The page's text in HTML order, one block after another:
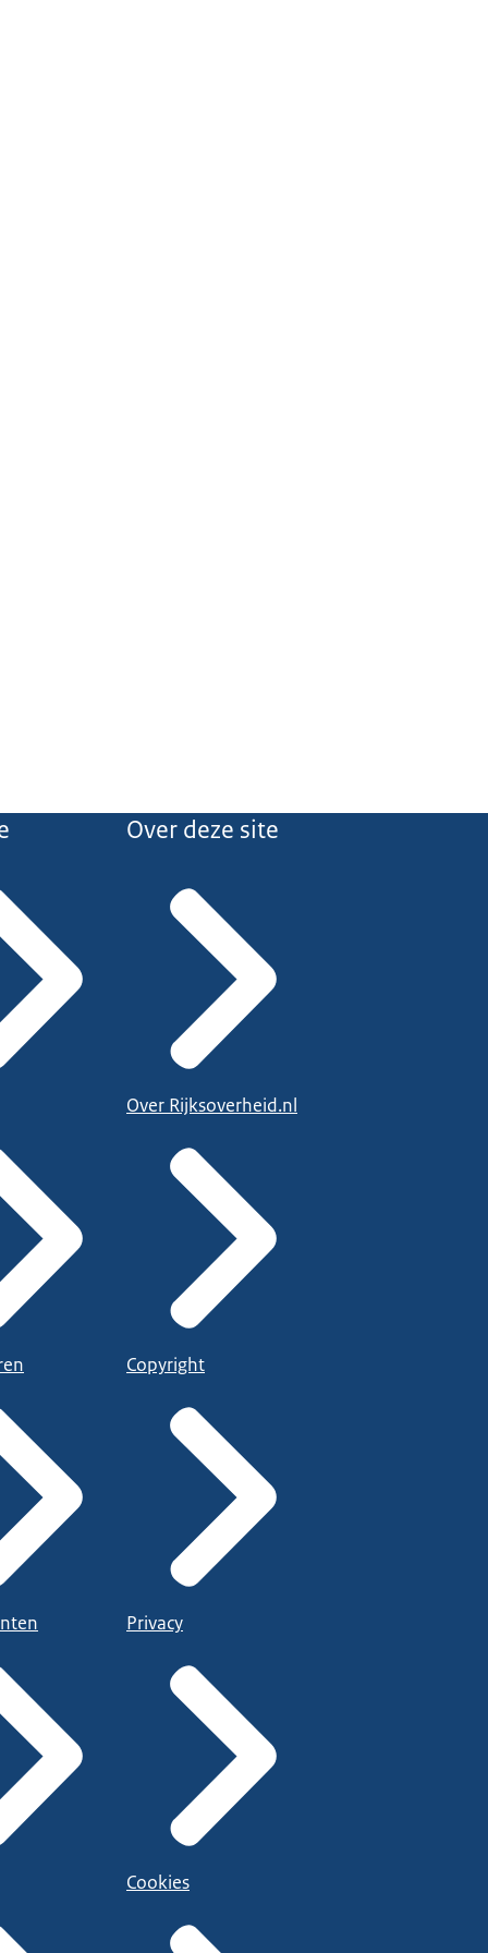
Over deze site
Over Rijksoverheid.nl
Copyright
Privacy
Cookies